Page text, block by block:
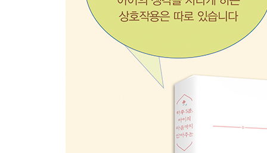
안전한 세상을 넓히는 영웅 놀이, 역할 놀이
마음과 마음으로 서로 통하는 이심전심 가족 놀이
- 함께 몸을 쓰며 즐기는 신체 놀이 20 / ·함께 만
아이의 상호작용 능력을 키우는 보드게임 활용법
- 보드게임을 하면 좋은 이유 / 게임을 할 때, 상황
에필로그 _ 부모와 아이와 함께 성장하는 육아, ‘눈